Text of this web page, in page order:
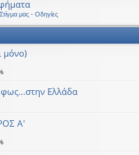
μας - Οδηγίες
μόνο)
Ελλάδα
Α'